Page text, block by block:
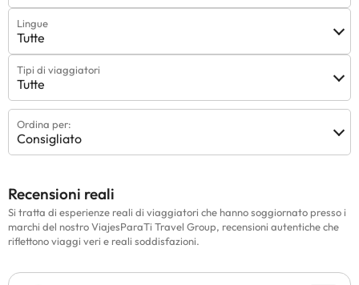
Lingue
Tutte
Tipi di viaggiatori
Tutte
Ordina per:
Consigliato
Recensioni reali
Si tratta di esperienze reali di viaggiatori che hanno soggiornato presso i
marchi del nostro ViajesParaTi Travel Group, recensioni autentiche che
riflettono viaggi veri e reali soddisfazioni.